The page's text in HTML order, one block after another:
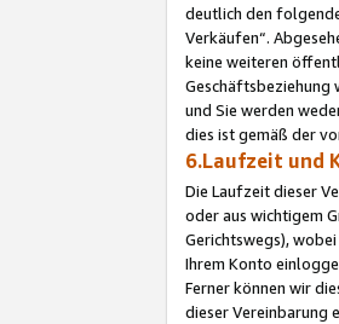
deutlich den
Verkäufen“.
keine weiteren
Geschäftsbeziehung
und Sie werden
dies ist gemäß der
6.Laufzeit und
Die Laufzeit dieser
oder aus wichtigem
Gerichtswegs),
Ihrem Konto
Ferner können wir
dieser Vereinbarung